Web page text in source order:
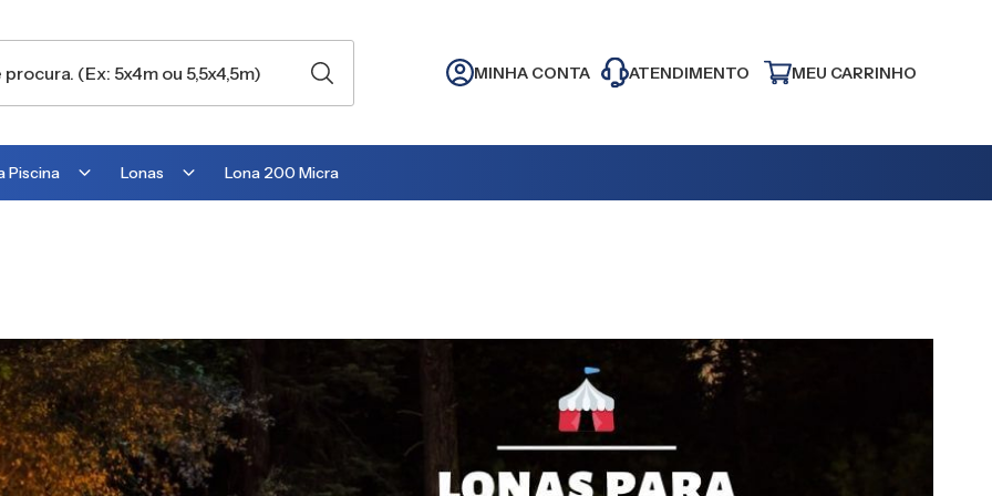
MINHA CONTA ATENDIMENTO MEU CARRINHO
Piscina Lonas
Lona para Barraca
Lona para Camping
Lona para Estufa
Lona 200 Micra